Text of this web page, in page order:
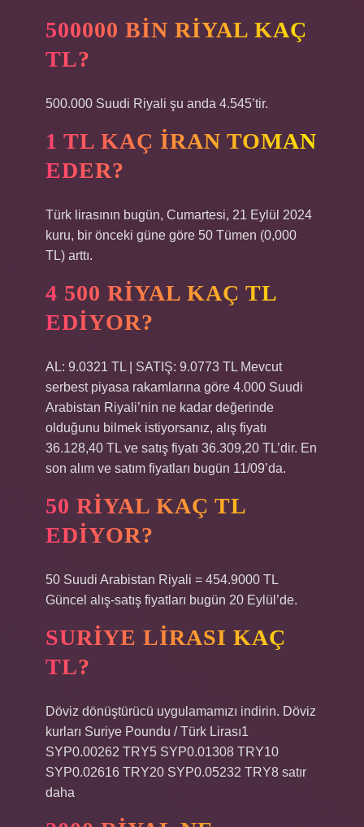
500000 BIN RIYAL KAÇ
TL?
500.000 Suudi Riyali şu anda 4.545’tir.
1 TL KAÇ İRAN TOMAN
EDER?
Türk lirasının bugün, Cumartesi, 21 Eylül 2024
kuru, bir önceki güne göre 50 Tümen (0,000
TL) arttı.
4 500 RIYAL KAÇ TL
EDIYOR?
AL: 9.0321 TL | SATIŞ: 9.0773 TL Mevcut
serbest piyasa rakamlarına göre 4.000 Suudi
Arabistan Riyali’nin ne kadar değerinde
olduğunu bilmek istiyorsanız, alış fiyatı
36.128,40 TL ve satış fiyatı 36.309,20 TL’dir. En
son alım ve satım fiyatları bugün 11/09’da.
50 RIYAL KAÇ TL
EDIYOR?
50 Suudi Arabistan Riyali = 454.9000 TL
Güncel alış-satış fiyatları bugün 20 Eylül’de.
SURIYE LIRASI KAÇ
TL?
Döviz dönüştürücü uygulamamızı indirin. Döviz
kurları Suriye Poundu / Türk Lirası1
SYP0.00262 TRY5 SYP0.01308 TRY10
SYP0.02616 TRY20 SYP0.05232 TRY8 satır
daha